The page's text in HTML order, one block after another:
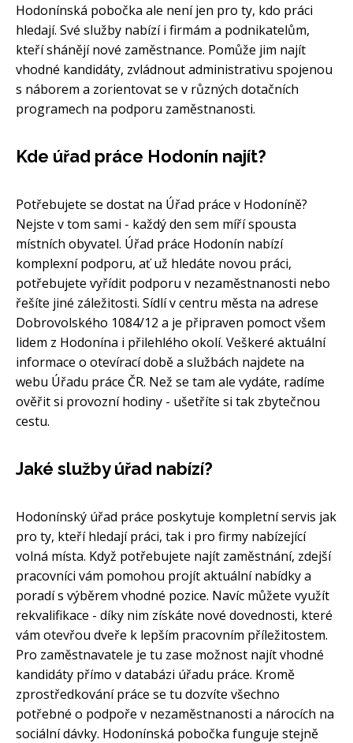
Hodonínská pobočka ale není jen pro ty, kdo práci
hledají. Své služby nabízí i firmám a podnikatelům,
kteří shánějí nové zaměstnance. Pomůže jim najít
vhodné kandidáty, zvládnout administrativu spojenou
s náborem a zorientovat se v různých dotačních
programech na podporu zaměstnanosti.
Kde úřad práce Hodonín najít?
Potřebujete se dostat na Úřad práce v Hodoníně?
Nejste v tom sami - každý den sem míří spousta
místních obyvatel. Úřad práce Hodonín nabízí
komplexní podporu, ať už hledáte novou práci,
potřebujete vyřídit podporu v nezaměstnanosti nebo
řešíte jiné záležitosti. Sídlí v centru města na adrese
Dobrovolského 1084/12 a je připraven pomoct všem
lidem z Hodonína i přilehlého okolí. Veškeré aktuální
informace o otevírací době a službách najdete na
webu Úřadu práce ČR. Než se tam ale vydáte, radíme
ověřit si provozní hodiny - ušetříte si tak zbytečnou
cestu.
Jaké služby úřad nabízí?
Hodonínský úřad práce poskytuje kompletní servis jak
pro ty, kteří hledají práci, tak i pro firmy nabízející
volná místa. Když potřebujete najít zaměstnání, zdejší
pracovníci vám pomohou projít aktuální nabídky a
poradí s výběrem vhodné pozice. Navíc můžete využít
rekvalifikace - díky nim získáte nové dovednosti, které
vám otevřou dveře k lepším pracovním příležitostem.
Pro zaměstnavatele je tu zase možnost najít vhodné
kandidáty přímo v databázi úřadu práce. Kromě
zprostředkování práce se tu dozvíte všechno
potřebné o podpoře v nezaměstnanosti a nárocích na
sociální dávky. Hodonínská pobočka funguje stejně